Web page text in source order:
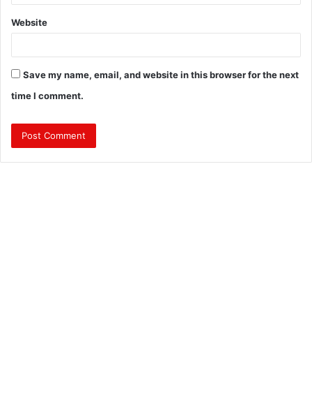
Website
Save my name, email, and website in this browser for the next
time I comment.